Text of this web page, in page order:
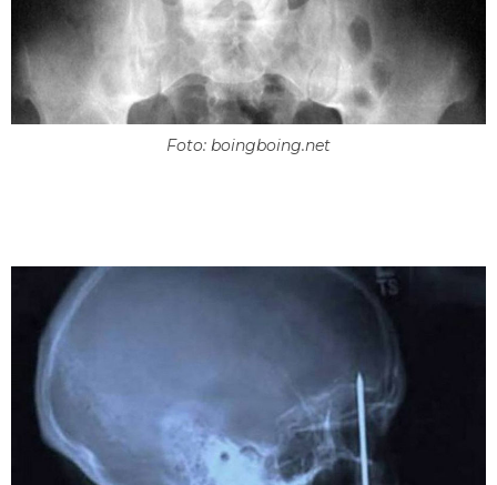
Foto: boingboing.net